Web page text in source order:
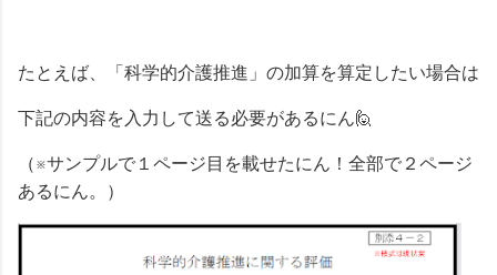
たとえば、「科学的介護推進」の加算を算定したい場合は
下記の内容を入力して送る必要があるにん🙋
（※サンプルで１ページ目を載せたにん！全部で２ページ
あるにん。）